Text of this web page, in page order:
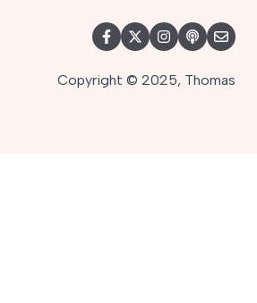
Copyright © 2025, Thomas